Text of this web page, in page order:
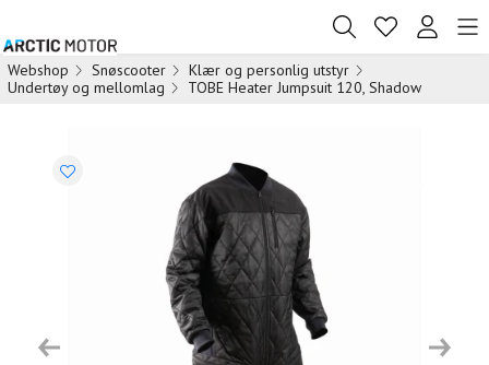
Webshop Snøscooter
Klær og personlig utstyr
Undertøy og mellomlag
TOBE Heater Jumpsuit 120, Shadow
Previous Next